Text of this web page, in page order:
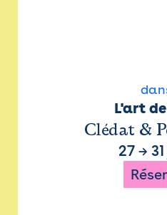
L'art
Clédat &
27 →